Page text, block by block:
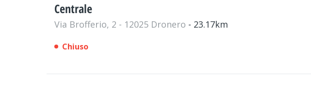
Centrale
Via Brofferio, 2 - 12025 Dronero - 23.17km
Chiuso